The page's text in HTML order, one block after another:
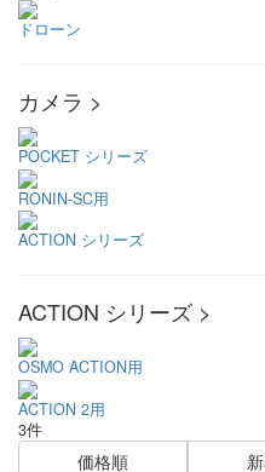
ドローン
カメラ >
POCKET シリーズ
RONIN-SC用
ACTION シリーズ
ACTION シリーズ >
OSMO ACTION用
ACTION 2用
3件
価格順